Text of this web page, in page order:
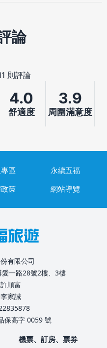
論
則評論
4.0
舒適度
3.9
周圍滿意度
區
永續五福
策 網站導覽
有限公司
一路28號2樓、3樓
順富
家誠
保高字 0059 號
機票、訂房、票券